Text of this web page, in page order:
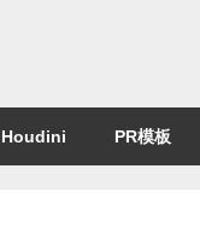
Houdini PR模板